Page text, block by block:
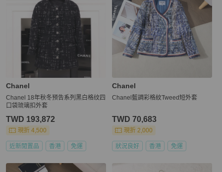
Chanel
Chanel 18年秋冬预告系列黑白格纹四
口袋琉璃扣外套
TWD 193,872
現折 4,500
近新閒置品 香港 免運
Chanel
Chanel藍調彩格紋Tweed短外套
TWD 70,683
現折 2,000
狀況良好 香港 免運